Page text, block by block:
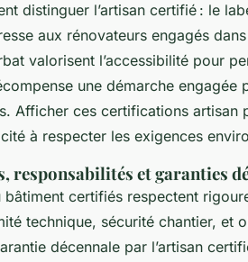
distinguer l’artisan certifié : le
aux rénovateurs engagés
valorisent l’accessibilité pour
une démarche
Afficher ces certifications artisan
à respecter les exigences
responsabilités et garanties
certifiés respectent
technique, sécurité chantier, et
décennale par l’artisan